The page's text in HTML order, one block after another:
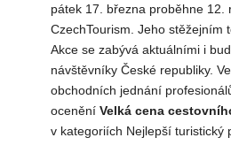
pátek 17. března proběhne
CzechTourism. Jeho stěžejním
Akce se zabývá aktuálními i
návštěvníky České republiky.
obchodních jednání
ocenění Velká cena
v kategoriích Nejlepší turistický